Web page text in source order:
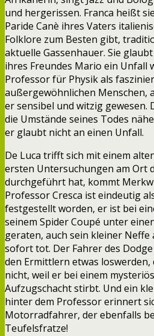
und hergerissen. Franca heißt
Paride Canè ihres Vaters
Folklore zum Besten gibt,
aktuelle Gassenhauer. Sie
ihres Freundes Mario ein Unfall
Professor für Physik als
außergewöhnlichen Menschen,
er sensibel und witzig gewesen.
die Umstände seines Todes
er glaubt nicht an einen Unfall.
De Luca trifft sich mit einem
ersten Untersuchungen am Ort
durchgeführt hat, kommt
Professor Cresca ist eindeutig
festgestellt worden, er ist bei
seinem Spider Coupé unter
geraten, auch sein kleiner Neffe
sofort tot. Der Fahrer des
den Ermittlern etwas
nicht, weil er bei einem
Aufzugschacht stirbt. Und ein
hinter dem Professor erinnert
Motorradfahrer, der ebenfalls
Teufelsfratze!